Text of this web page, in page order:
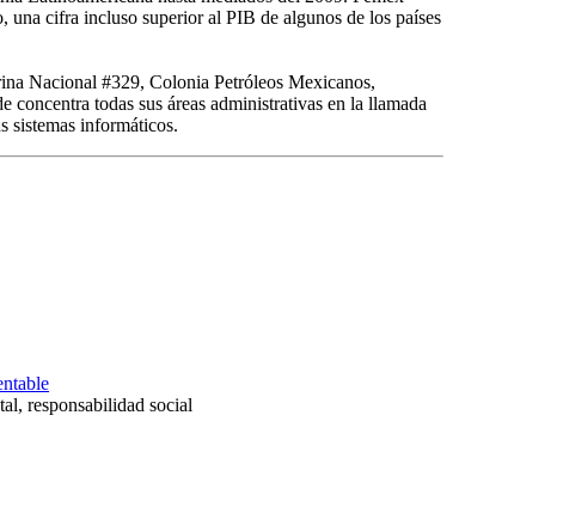
cifra incluso superior al PIB de algunos de los países
Nacional #329, Colonia Petróleos Mexicanos,
todas sus áreas administrativas en la llamada
sistemas informáticos.
responsabilidad social